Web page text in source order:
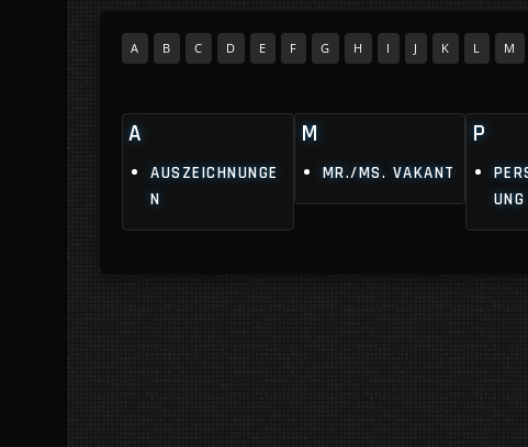
A B C D E F G H I J K L M
A
AUSZEICHNUNGE
N
M
MR./MS. VAKANT
P
UNG